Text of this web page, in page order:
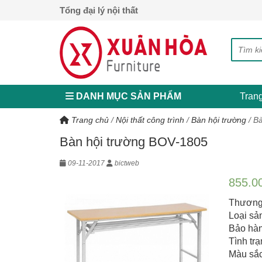
Tổng đại lý nội thất
DANH MỤC SẢN PHẨM
Trang chủ /Nội thất công trình /Bàn hội trường /
Bàn hội trường BOV-1805
09-11-2017 bictweb
Loại
Bảo
Tình
Màu